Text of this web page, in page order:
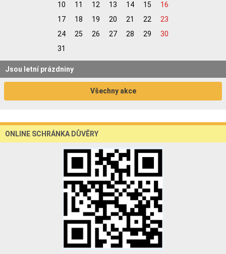
10
11 12 13 14 15
16
17
18 19 20 21 22
23
24
25 26 27 28 29
30
31
Jsou letní prázdniny
Všechny akce
ONLINE SCHRÁNKA DŮVĚRY